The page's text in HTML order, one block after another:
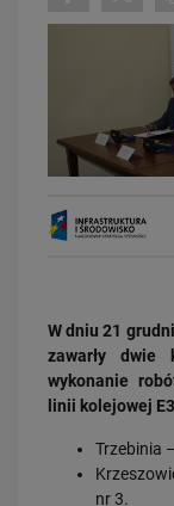
W dniu 21
zawarły dwie
wykonanie
linii kolejowej
Trzebinia
nr 3.
03.08.2026
PRZECZYTAJ
31.07.2026
Dobre zmiany dla